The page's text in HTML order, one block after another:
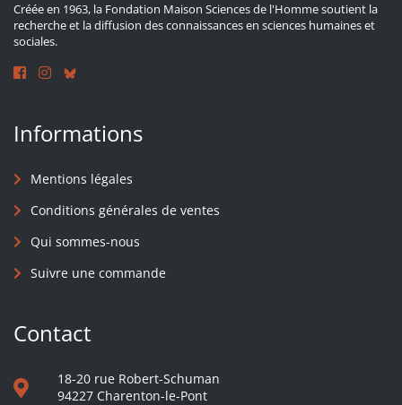
Créée en 1963, la Fondation Maison Sciences de l'Homme soutient la
recherche et la diffusion des connaissances en sciences humaines et
sociales.
Informations
Mentions légales
Conditions générales de ventes
Qui sommes-nous
Suivre une commande
Contact
18-20 rue Robert-Schuman
94227 Charenton-le-Pont